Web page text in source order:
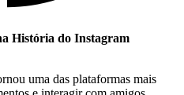
História do Instagram
uma das plataformas mais